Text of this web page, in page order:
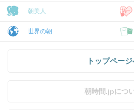
朝美人
世界の朝
トップペー
朝時間.jpにつ